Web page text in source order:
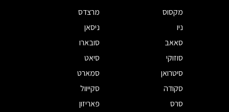
מקסוס
מרצדס
ניו
ניסאן
סאאב
סובארו
סוזוקי
סיאט
סיטרואן
סמארט
סקודה
סקייוול
סרס
פאריזון